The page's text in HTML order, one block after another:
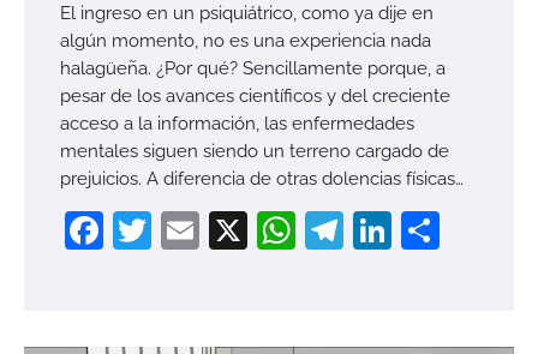
El ingreso en un psiquiátrico, como ya dije en
algún momento, no es una experiencia nada
halagüeña. ¿Por qué? Sencillamente porque, a
pesar de los avances científicos y del creciente
acceso a la información, las enfermedades
mentales siguen siendo un terreno cargado de
prejuicios. A diferencia de otras dolencias físicas…
Facebook
Twitter
Email
X WhatsApp
Telegram